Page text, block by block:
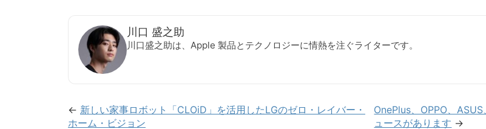
川口 盛之助
川口盛之助は、Apple 製品とテクノロジーに情熱を注ぐライターです。
← 新しい家事ロボット「CLOiD」を活用したLGのゼロ・レイバー・
ホーム・ビジョン
OnePlus、OPPO、
ュースがあります →